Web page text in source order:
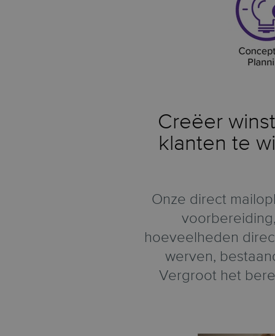
Creëer
klanten te
Onze direct
hoeveelheden
werven,
Vergroot het